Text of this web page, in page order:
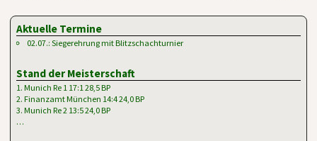
Aktuelle Termine
02.07.: Siegerehrung mit Blitzschachturnier
Stand der Meisterschaft
1. Munich Re 1 17:1 28,5 BP
2. Finanzamt München 14:4 24,0 BP
3. Munich Re 2 13:5 24,0 BP
…